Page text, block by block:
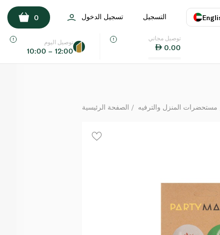
اللغة
التسجيل تسجيل الدخول 0
توصيل مجاني
0.00
توصيل اليوم
10:00 – 12:00
الصفحة الرئيسية مستحضرات المنزل والترفيه